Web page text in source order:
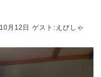
月12日 ゲスト:えびしゃ